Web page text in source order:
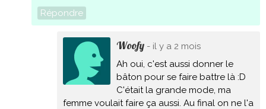
Répondre
Woofy- il y a 2 mois
Ah oui, c'est aussi donner le
bâton pour se faire battre là :D
C'était la grande mode, ma
femme voulait faire ça aussi. Au final on ne l'a